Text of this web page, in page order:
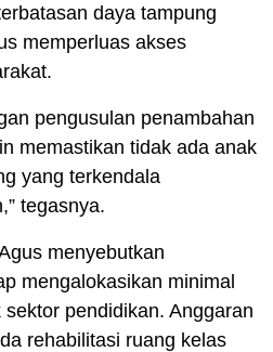
daya tampung
memperluas akses
pengusulan penambahan
memastikan tidak ada anak
yang terkendala
tegasnya.
menyebutkan
mengalokasikan minimal
pendidikan. Anggaran
rehabilitasi ruang kelas